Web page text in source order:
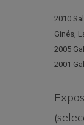
2010
Ginés,
2005
2001